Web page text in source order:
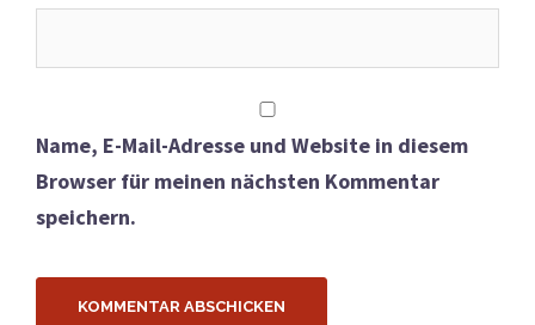
Name, E-Mail-Adresse und Website in diesem
Browser für meinen nächsten Kommentar
speichern.